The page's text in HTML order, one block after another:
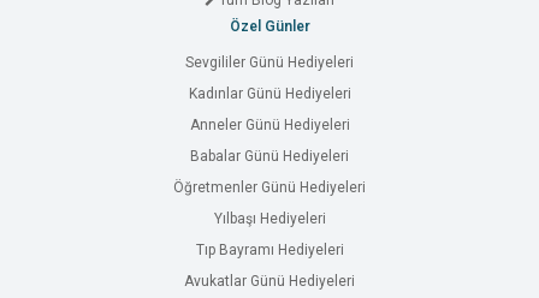
Özel Günler
Sevgililer Günü Hediyeleri
Kadınlar Günü Hediyeleri
Anneler Günü Hediyeleri
Babalar Günü Hediyeleri
Öğretmenler Günü Hediyeleri
Yılbaşı Hediyeleri
Tıp Bayramı Hediyeleri
Avukatlar Günü Hediyeleri